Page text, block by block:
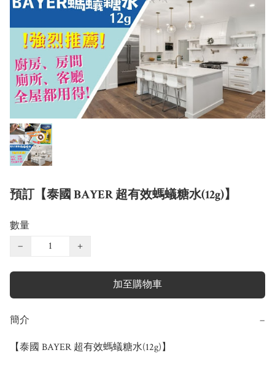
預訂【泰國 BAYER 超有效螞蟻糖水(12g)】
數量
−
+
加至購物車
簡介 −
【泰國 BAYER 超有效螞蟻糖水(12g)】